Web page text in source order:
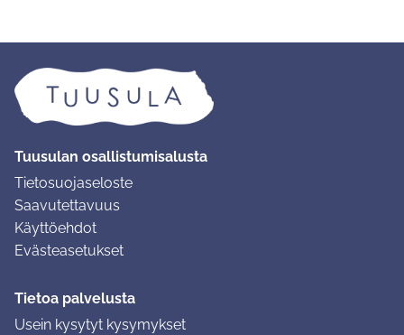
Tuusulan osallistumisalusta
Tietosuojaseloste
Saavutettavuus
Käyttöehdot
Evästeasetukset
Tietoa palvelusta
Usein kysytyt kysymykset